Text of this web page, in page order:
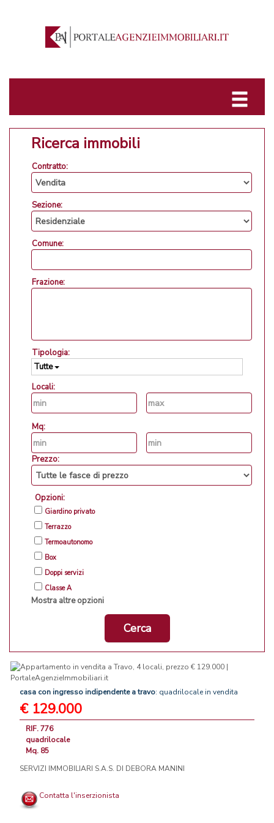
Ricerca immobili
Contratto:
Sezione:
Comune:
Frazione:
Tipologia:
Tutte
Locali:
Mq:
Prezzo:
Opzioni:
Giardino privato
Terrazzo
Termoautonomo
Box
Doppi servizi
Classe A
Mostra altre opzioni
Cerca
casa con ingresso indipendente atravo: quadrilocale in vendita
€ 129.000
RIF. 776
quadrilocale
Mq. 85
SERVIZI IMMOBILIARI S.A.S. DI DEBORA MANINI
Contatta l'inserzionista